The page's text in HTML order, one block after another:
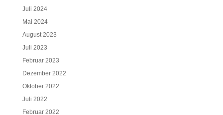
Juli 2024
Mai 2024
August 2023
Juli 2023
Februar 2023
Dezember 2022
Oktober 2022
Juli 2022
Februar 2022